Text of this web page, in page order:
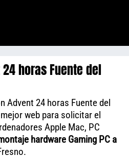
horas Fuente del
Advent 24 horas Fuente del
web para solicitar el
Apple Mac, PC
hardware Gaming PC a